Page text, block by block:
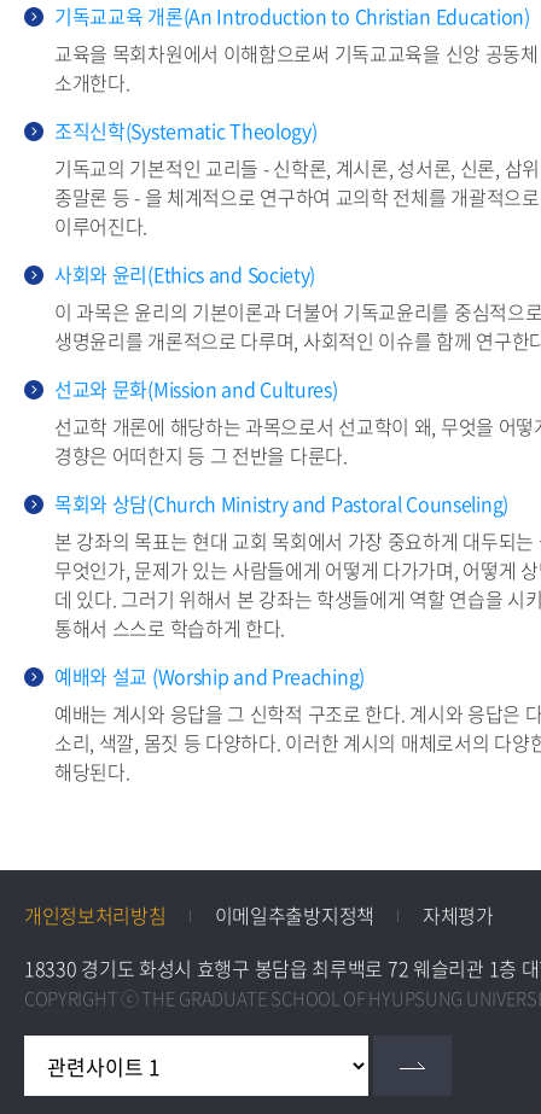
기독교교육 개론(An Introduction to Christian Education)
교육을 목회차원에서 이해함으로써 기독교교육을 신앙 공동
소개한다.
조직신학(Systematic Theology)
기독교의 기본적인 교리들 - 신학론, 계시론, 성서론, 신론, 삼
종말론 등 - 을 체계적으로 연구하여 교의학 전체를 개괄적으
이루어진다.
사회와 윤리(Ethics and Society)
이 과목은 윤리의 기본이론과 더불어 기독교윤리를 중심적으
생명윤리를 개론적으로 다루며, 사회적인 이슈를 함께 연구한
선교와 문화(Mission and Cultures)
선교학 개론에 해당하는 과목으로서 선교학이 왜, 무엇을 어
경향은 어떠한지 등 그 전반을 다룬다.
목회와 상담(Church Ministry and Pastoral Counseling)
본 강좌의 목표는 현대 교회 목회에서 가장 중요하게 대두되
무엇인가, 문제가 있는 사람들에게 어떻게 다가가며, 어떻게
데 있다. 그러기 위해서 본 강좌는 학생들에게 역할 연습을
통해서 스스로 학습하게 한다.
예배와 설교 (Worship and Preaching)
예배는 계시와 응답을 그 신학적 구조로 한다. 계시와 응답은
소리, 색깔, 몸짓 등 다양하다. 이러한 계시의 매체로서의 다
해당된다.
개인정보처리방침 이메일추출방지정책
자체평가
18330 경기도 화성시 효행구 봉담읍 최루백로 72 웨슬리관 1층
COPYRIGHT ⓒ THE GRADUATE SCHOOL OF HYUPSUNG